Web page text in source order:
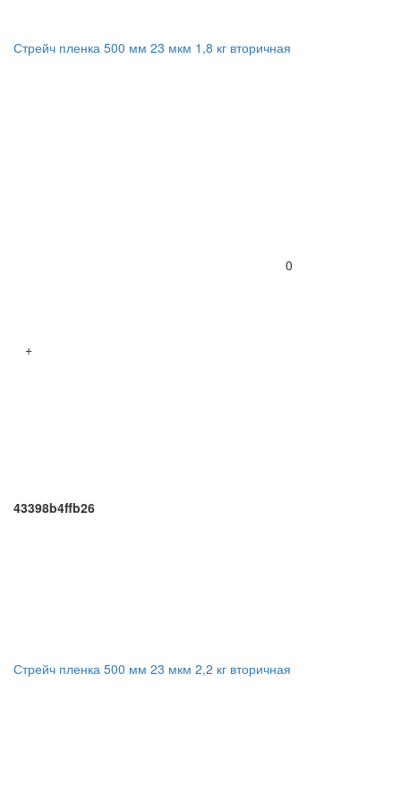
Стрейч пленка 500 мм 23 мкм 1,8 кг вторичная
0
+
43398b4ffb26
Стрейч пленка 500 мм 23 мкм 2,2 кг вторичная